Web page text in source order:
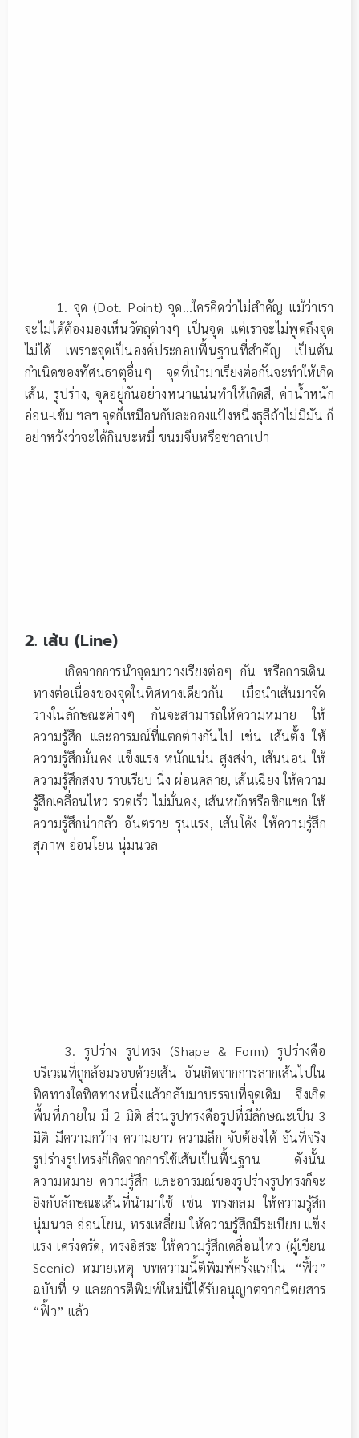
1. จุด (Dot. Point) จุด…ใครคิดว่าไม่สำคัญ แม้ว่าเรา
จะไม่ได้ต้องมองเห็นวัตถุต่างๆ เป็นจุด แต่เราจะไม่พูดถึงจุด
ไม่ได้ เพราะจุดเป็นองค์ประกอบพื้นฐานที่สำคัญ เป็นต้น
กำเนิดของทัศนธาตุอื่นๆ จุดที่นำมาเรียงต่อกันจะทำให้เกิด
เส้น, รูปร่าง, จุดอยู่กันอย่างหนาแน่นทำให้เกิดสี, ค่าน้ำหนัก
อ่อน-เข้ม ฯลฯ จุดก็เหมือนกับละอองแป้งหนึ่งธุลีถ้าไม่มีมัน ก็
อย่าหวังว่าจะได้กินบะหมี่ ขนมจีบหรือซาลาเปา
2. เส้น (Line)
เกิดจากการนำจุดมาวางเรียงต่อๆ กัน หรือการเดิน
ทางต่อเนื่องของจุดในทิศทางเดียวกัน เมื่อนำเส้นมาจัด
วางในลักษณะต่างๆ กันจะสามารถให้ความหมาย ให้
ความรู้สึก และอารมณ์ที่แตกต่างกันไป เช่น เส้นตั้ง ให้
ความรู้สึกมั่นคง แข็งแรง หนักแน่น สูงสง่า, เส้นนอน ให้
ความรู้สึกสงบ ราบเรียบ นิ่ง ผ่อนคลาย, เส้นเฉียง ให้ความ
รู้สึกเคลื่อนไหว รวดเร็ว ไม่มั่นคง, เส้นหยักหรือซิกแซก ให้
ความรู้สึกน่ากลัว อันตราย รุนแรง, เส้นโค้ง ให้ความรู้สึก
สุภาพ อ่อนโยน นุ่มนวล
3. รูปร่าง รูปทรง (Shape & Form) รูปร่างคือ
บริเวณที่ถูกล้อมรอบด้วยเส้น อันเกิดจากการลากเส้นไปใน
ทิศทางใดทิศทางหนึ่งแล้วกลับมาบรรจบที่จุดเดิม จึงเกิด
พื้นที่ภายใน มี 2 มิติ ส่วนรูปทรงคือรูปที่มีลักษณะเป็น 3
มิติ มีความกว้าง ความยาว ความลึก จับต้องได้ อันที่จริง
รูปร่างรูปทรงก็เกิดจากการใช้เส้นเป็นพื้นฐาน ดังนั้น
ความหมาย ความรู้สึก และอารมณ์ของรูปร่างรูปทรงก็จะ
อิงกับลักษณะเส้นที่นำมาใช้ เช่น ทรงกลม ให้ความรู้สึก
นุ่มนวล อ่อนโยน, ทรงเหลี่ยม ให้ความรู้สึกมีระเบียบ แข็ง
แรง เคร่งครัด, ทรงอิสระ ให้ความรู้สึกเคลื่อนไหว (ผู้เขียน
Scenic) หมายเหตุ บทความนี้ตีพิมพ์ครั้งแรกใน “ฟิ้ว”
ฉบับที่ 9 และการตีพิมพ์ใหม่นี้ได้รับอนุญาตจากนิตยสาร
“ฟิ้ว” แล้ว